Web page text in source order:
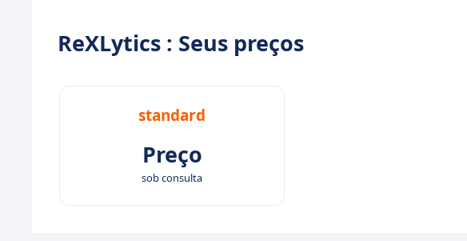
ReXLytics : Seus preços
standard
Preço
sob consulta